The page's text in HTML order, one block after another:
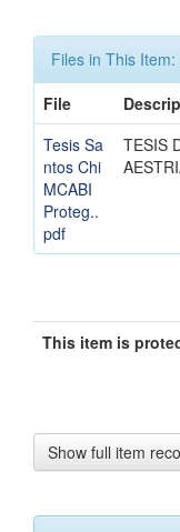
Files in This Item:
File
Tesis Sa
ntos Chi
MCABI
Proteg..
pdf
TESIS
This item is
Show full item